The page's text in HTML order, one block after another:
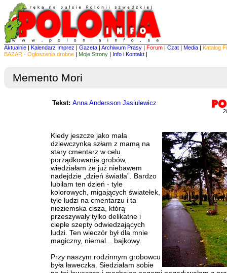
Aktualnie | Kalendarz Imprez | Gazeta | Archiwum Prasy | Forum | Czat | Media | Katalog
BAZAR - Ogłoszenia drobne | Moje Strony | Info i Kontakt |
Memento Mori
Tekst: Anna Andersson Jasiulewicz
Kiedy jeszcze jako mała
dziewczynka szłam z mamą na
stary cmentarz w celu
porządkowania grobów,
wiedziałam że już niebawem
nadejdzie „dzień światła”. Bardzo
lubiłam ten dzień - tyle
kolorowych, migających światełek,
tyle ludzi na cmentarzu i ta
nieziemska cisza, którą
przeszywały tylko delikatne i
ciepłe szepty odwiedzających
ludzi. Ten wieczór był dla mnie
magiczny, niemal... bajkowy.
Przy naszym rodzinnym grobowcu
była ławeczka. Siedziałam sobie